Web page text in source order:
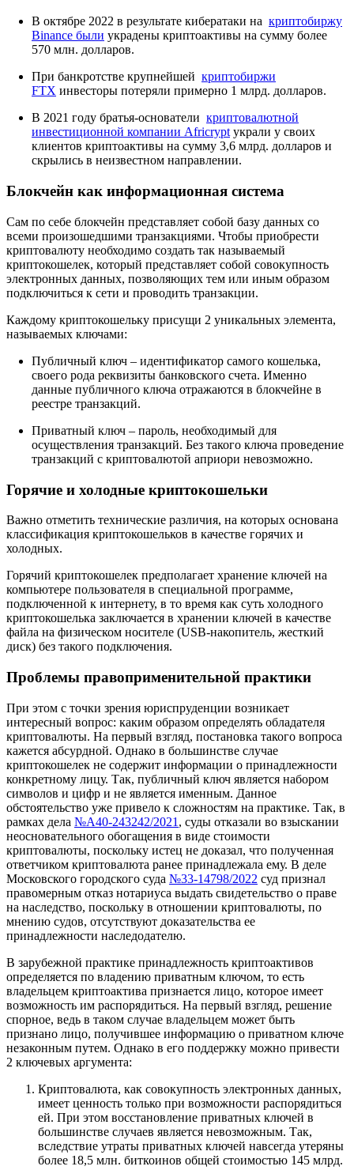
В октябре 2022 в результате кибератаки на­ криптобиржу
Binance были украдены криптоактивы на сумму более
570 млн. долларов.
При банкротстве крупнейшей­ криптобиржи
FTX инвесторы потеряли примерно 1 млрд. долларов.
В 2021 году братья-основатели­ криптовалютной
инвестиционной компании Africrypt украли у своих
клиентов криптоактивы на сумму 3,6 млрд. долларов и
скрылись в неизвестном направлении.
Блокчейн как информационная система
Сам по себе блокчейн представляет собой базу данных со
всеми произошедшими транзакциями. Чтобы приобрести
криптовалюту необходимо создать так называемый
криптокошелек, который представляет собой совокупность
электронных данных, позволяющих тем или иным образом
подключиться к сети и проводить транзакции.
Каждому криптокошельку присущи 2 уникальных элемента,
называемых ключами:
Публичный ключ – идентификатор самого кошелька,
своего рода реквизиты банковского счета. Именно
данные публичного ключа отражаются в блокчейне в
реестре транзакций.
Приватный ключ – пароль, необходимый для
осуществления транзакций. Без такого ключа проведение
транзакций с криптовалютой априори невозможно.
Горячие и холодные криптокошельки
Важно отметить технические различия, на которых основана
классификация криптокошельков в качестве горячих и
холодных.
Горячий криптокошелек предполагает хранение ключей на
компьютере пользователя в специальной программе,
подключенной к интернету, в то время как суть холодного
криптокошелька заключается в хранении ключей в качестве
файла на физическом носителе (USB-накопитель, жесткий
диск) без такого подключения.
Проблемы правоприменительной практики
При этом с точки зрения юриспруденции возникает
интересный вопрос: каким образом определять обладателя
криптовалюты. На первый взгляд, постановка такого вопроса
кажется абсурдной. Однако в большинстве случае
криптокошелек не содержит информации о принадлежности
конкретному лицу. Так, публичный ключ является набором
символов и цифр и не является именным. Данное
обстоятельство уже привело к сложностям на практике. Так, в
рамках дела №А40-243242/2021 , суды отказали во взыскании
неосновательного обогащения в виде стоимости
криптовалюты, поскольку истец не доказал, что полученная
ответчиком криптовалюта ранее принадлежала ему. В деле
Московского городского суда №33-14798/2022 суд признал
правомерным отказ нотариуса выдать свидетельство о праве
на наследство, поскольку в отношении криптовалюты, по
мнению судов, отсутствуют доказательства ее
принадлежности наследодателю.
В зарубежной практике принадлежность криптоактивов
определяется по владению приватным ключом, то есть
владельцем криптоактива признается лицо, которое имеет
возможность им распорядиться. На первый взгляд, решение
спорное, ведь в таком случае владельцем может быть
признано лицо, получившее информацию о приватном ключе
незаконным путем. Однако в его поддержку можно привести
2 ключевых аргумента:
Криптовалюта, как совокупность электронных данных,
имеет ценность только при возможности распорядиться
ей. При этом восстановление приватных ключей в
большинстве случаев является невозможным. Так,
вследствие утраты приватных ключей навсегда утеряны
более 18,5 млн. биткоинов общей стоимостью 145 млрд.